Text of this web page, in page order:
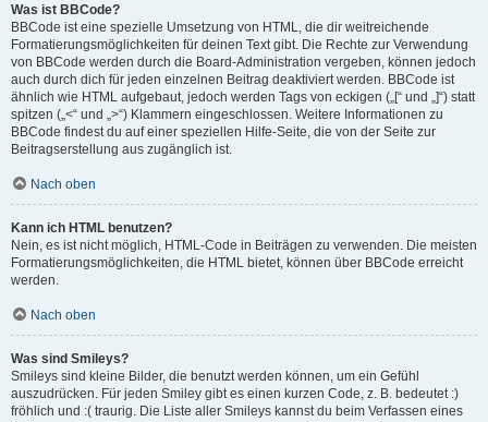
Was ist BBCode?
BBCode ist eine spezielle Umsetzung von HTML, die dir weitreichende
Formatierungsmöglichkeiten für deinen Text gibt. Die Rechte zur Verwendung
von BBCode werden durch die Board-Administration vergeben, können jedoch
auch durch dich für jeden einzelnen Beitrag deaktiviert werden. BBCode ist
ähnlich wie HTML aufgebaut, jedoch werden Tags von eckigen („[“ und „]“) statt
spitzen („<“ und „>“) Klammern eingeschlossen. Weitere Informationen zu
BBCode findest du auf einer speziellen Hilfe-Seite, die von der Seite zur
Beitragserstellung aus zugänglich ist.
Nach oben
Kann ich HTML benutzen?
Nein, es ist nicht möglich, HTML-Code in Beiträgen zu verwenden. Die meisten
Formatierungsmöglichkeiten, die HTML bietet, können über BBCode erreicht
werden.
Nach oben
Was sind Smileys?
Smileys sind kleine Bilder, die benutzt werden können, um ein Gefühl
auszudrücken. Für jeden Smiley gibt es einen kurzen Code, z. B. bedeutet :)
fröhlich und :( traurig. Die Liste aller Smileys kannst du beim Verfassen eines